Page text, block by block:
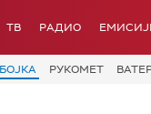
ТВ РАДИО
РУКОМЕТ